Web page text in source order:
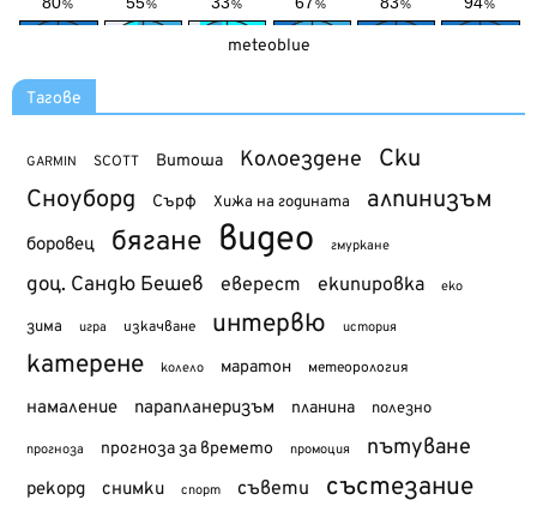
meteoblue
Тагове
GARMIN SCOTT Витоша Колоездене Ски
Сноуборд Сърф Хижа на годината алпинизъм
боровец бягане видео гмуркане
доц. Сандю Бешев еверест екипировка еко
зима игра изкачване интервю история
катерене колело маратон метеорология
намаление парапланеризъм планина полезно
прогноза прогноза за времето промоция пътуване
рекорд снимки спорт съвети състезание